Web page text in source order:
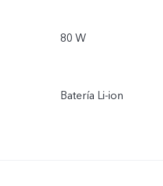
80 W
Batería Li-ion